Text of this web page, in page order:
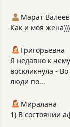
Марат
Как и моя жена)))
Григорьевна
Я недавно к
воскликнула -
люди по...
Миралана
1) В состоянии